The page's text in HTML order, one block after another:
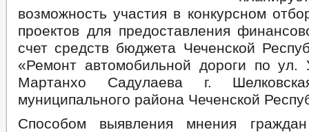
возможность участия в конкурсном
проектов для предоставления
счет средств бюджета Чеченской
«Ремонт автомобильной дороги по
Мартанхо Садулаева г.
муниципального района Чеченской
Способом выявления мнения